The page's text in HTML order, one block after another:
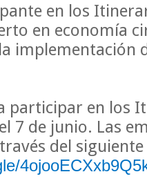
en los
en economía
implementación
participar en los
7 de junio. Las
del siguiente